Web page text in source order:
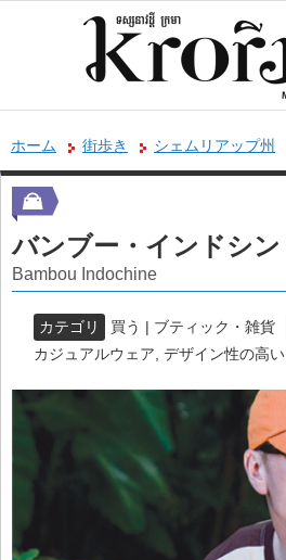
ホーム 街歩き シェムリアップ州
バンブー・インドシン
Bambou Indochine
カテゴリ 買う | ブティック・雑貨
カジュアルウェア デザイン性の高い